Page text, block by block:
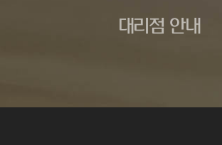
대리점 안내